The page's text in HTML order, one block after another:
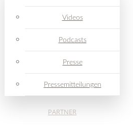
Videos
Podcasts
Presse
Pressemitteilungen
PARTNER